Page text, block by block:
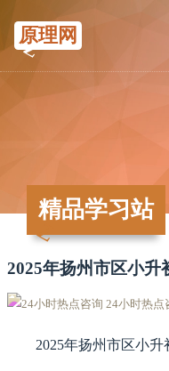
原理网
精品学习站
2025年扬州市区小升
24小时热点
2025年扬州市区小升